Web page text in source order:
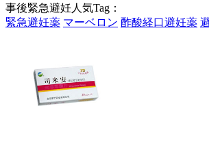
事後緊急避妊人気Tag：
緊急避妊薬 マーベロン 酢酸経口避妊薬